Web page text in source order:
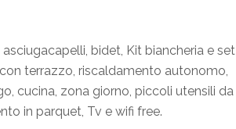
bidet, Kit biancheria e set
terrazzo, riscaldamento autonomo,
cucina, zona giorno, piccoli utensili da